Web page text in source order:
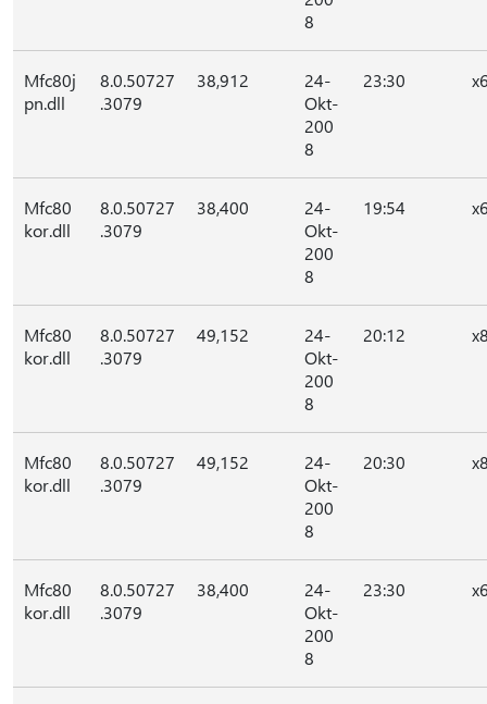
8
Mfc80j
pn.dll
8.0.50727
.3079
38,912
24-
Okt-
200
8
23:30
Mfc80
kor.dll
8.0.50727
.3079
38,400
24-
Okt-
200
8
19:54
Mfc80
kor.dll
8.0.50727
.3079
49,152
24-
Okt-
200
8
20:12
Mfc80
kor.dll
8.0.50727
.3079
49,152
24-
Okt-
200
8
20:30
Mfc80
kor.dll
8.0.50727
.3079
38,400
24-
Okt-
200
8
23:30